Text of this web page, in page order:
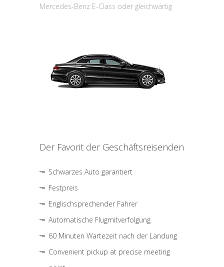
Mercedes-Benz E-Class oder gleichwärtig
Der Favorit der Geschäftsreisenden
Schwarzes Auto garantiert
Festpreis
Englischsprechender Fahrer
Automatische Flugmitverfolgung
60 Minuten Wartezeit nach der Landung
Convenient pickup at precise meeting